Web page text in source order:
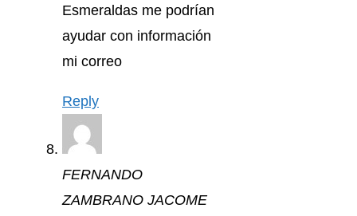
Esmeraldas me podrían
ayudar con información
mi correo
Reply
FERNANDO
ZAMBRANO JACOME